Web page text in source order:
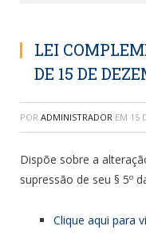
LEI
DE 15 DE
POR ADMINISTRADOR EM 15
Dispõe sobre a
supressão de seu § 5º
Clique aqui para